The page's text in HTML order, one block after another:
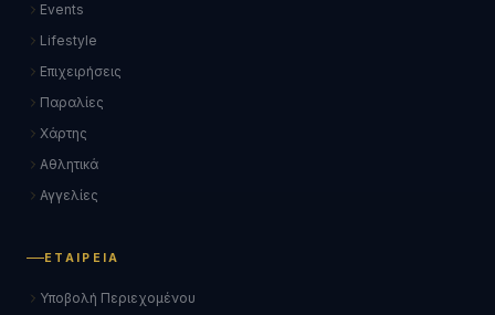
Events
Lifestyle
Επιχειρήσεις
Παραλίες
Χάρτης
Αθλητικά
Αγγελίες
ΕΤΑΙΡΕΊΑ
Υποβολή Περιεχομένου